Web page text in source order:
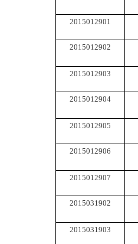
2015012901
2015012902
2015012903
2015012904
2015012905
2015012906
2015012907
2015031902
2015031903